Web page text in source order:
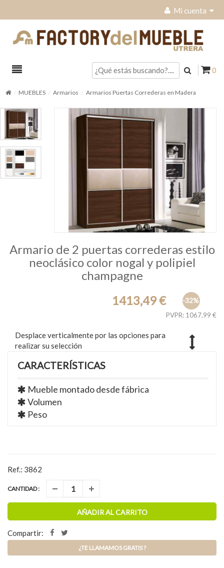
Mi cuenta
0
MUEBLES Armarios Armarios Puertas Correderas en Madera
Armario de 2 puertas correderas estilo
neoclásico color nogal y polipiel
champagne
-32%
PVPR: 1067,99 €
1413,49 €
Desplace verticalmente por las opciones para
realizar su selección
CARACTERÍSTICAS
Mueble montado desde fábrica
Volumen
Peso
Ref.: 3862
CANTIDAD :
AÑADIR AL CARRITO
Compartir:
¿TE LLAMAMOS GRATIS ?